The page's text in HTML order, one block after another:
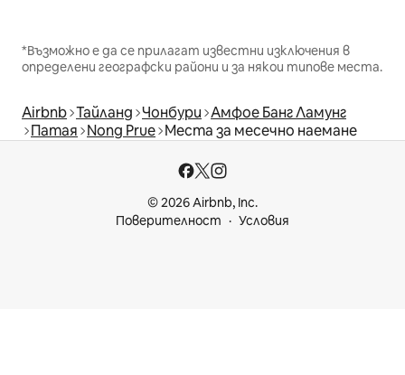
*Възможно е да се прилагат известни изключения в
определени географски райони и за някои типове места.
Airbnb Тайланд Чонбури Амфое Банг Ламунг
Патая Nong Prue Места за месечно наемане
© 2026 Airbnb, Inc.
Поверителност
Условия